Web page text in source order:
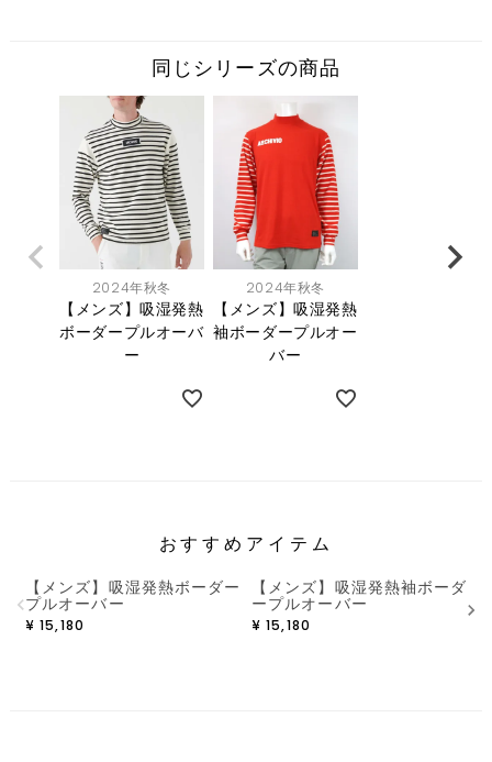
同じシリーズの商品
2024年秋冬
【メンズ】吸湿発熱
ボーダープルオーバ
ー
2024年秋冬
【メンズ】吸湿発熱
袖ボーダープルオー
バー
おすすめアイテム
【メンズ】吸湿発熱ボーダー
プルオーバー
¥ 15,180
【メンズ】吸湿発熱袖ボーダ
ープルオーバー
¥ 15,180